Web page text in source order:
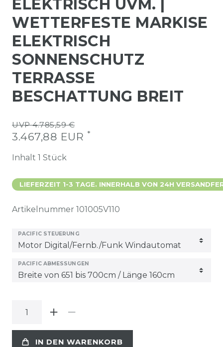
ELEKTRISCH UVM. |
WETTERFESTE MARKISE
ELEKTRISCH
SONNENSCHUTZ
TERRASSE
BESCHATTUNG BREIT
UVP 4.785,59 €
3.467,88 EUR *
Inhalt 1 Stück
LIEFERZEIT 1-3 TAGE. INNERHALB VON 24H
Artikelnummer 101005V110
PACIFIC STEUERUNG
PACIFIC ABMESSUNGEN
IN DEN WARENKORB